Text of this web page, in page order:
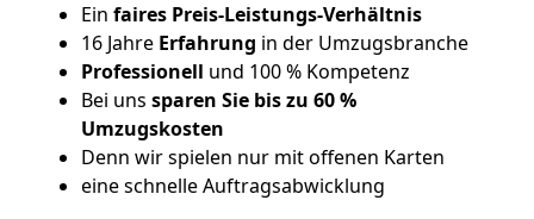
Ein faires Preis-Leistungs-Verhältnis
16 Jahre Erfahrung in der Umzugsbranche
Professionell und 100 % Kompetenz
Bei uns sparen Sie bis zu 60 %
Umzugskosten
Denn wir spielen nur mit offenen Karten
eine schnelle Auftragsabwicklung